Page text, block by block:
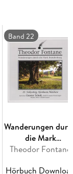
4 Spreewaldfahrt, Lehde, der Kanal, der Ur-Spreewald
5 Frau Schenker und das Wirtshaus "Zur Eiche"
Band 22
Wanderungen
die Mark
Brandenburg (22)
Theodor Fontane
Hörbuch